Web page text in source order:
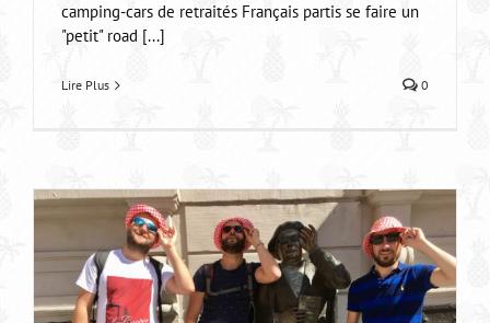
camping-cars de retraités Français partis se faire un
"petit" road [...]
Lire Plus 0